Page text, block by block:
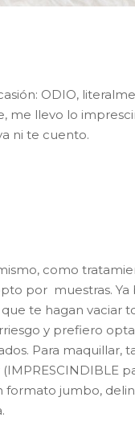
ODIO,
me llevo lo
ni te cuento.
como
por muestras. Ya
te hagan vaciar
y prefiero
Para maquillar,
formato jumbo,